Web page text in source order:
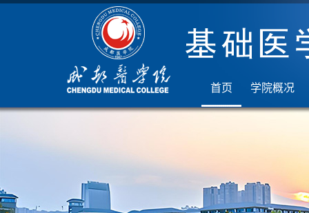
首页 学院概况